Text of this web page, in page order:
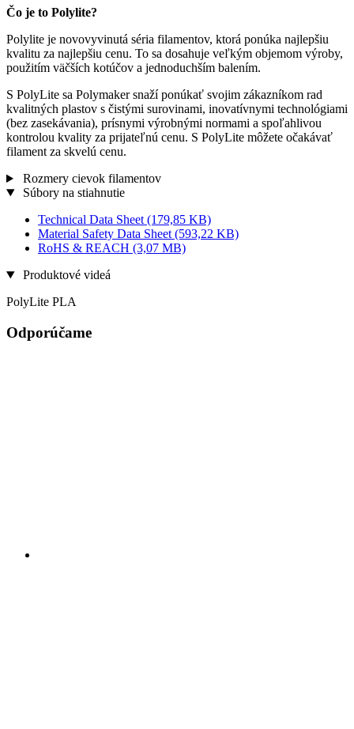
Čo je to Polylite?
Polylite je novovyvinutá séria filamentov, ktorá ponúka najlepšiu
kvalitu za najlepšiu cenu. To sa dosahuje veľkým objemom výroby,
použitím väčších kotúčov a jednoduchším balením.
S PolyLite sa Polymaker snaží ponúkať svojim zákazníkom rad
kvalitných plastov s čistými surovinami, inovatívnymi technológiami
(bez zasekávania), prísnymi výrobnými normami a spoľahlivou
kontrolou kvality za prijateľnú cenu. S PolyLite môžete očakávať
filament za skvelú cenu.
Rozmery cievok filamentov
Súbory na stiahnutie
Technical Data Sheet (179,85 KB)
Material Safety Data Sheet (593,22 KB)
RoHS & REACH (3,07 MB)
Produktové videá
PolyLite PLA
Odporúčame